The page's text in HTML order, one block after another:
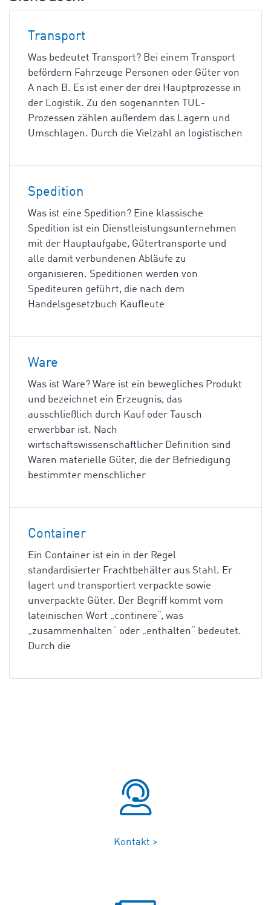
Transport
Was bedeutet Transport? Bei einem Transport
befördern Fahrzeuge Personen oder Güter von
A nach B. Es ist einer der drei Hauptprozesse in
der Logistik. Zu den sogenannten TUL-
Prozessen zählen außerdem das Lagern und
Umschlagen. Durch die Vielzahl an logistischen
Spedition
Was ist eine Spedition? Eine klassische
Spedition ist ein Dienstleistungsunternehmen
mit der Hauptaufgabe, Gütertransporte und
alle damit verbundenen Abläufe zu
organisieren. Speditionen werden von
Spediteuren geführt, die nach dem
Handelsgesetzbuch Kaufleute
Ware
Was ist Ware? Ware ist ein bewegliches Produkt
und bezeichnet ein Erzeugnis, das
ausschließlich durch Kauf oder Tausch
erwerbbar ist. Nach
wirtschaftswissenschaftlicher Definition sind
Waren materielle Güter, die der Befriedigung
bestimmter menschlicher
Container
Ein Container ist ein in der Regel
standardisierter Frachtbehälter aus Stahl. Er
lagert und transportiert verpackte sowie
unverpackte Güter. Der Begriff kommt vom
lateinischen Wort „continere“, was
„zusammenhalten“ oder „enthalten“ bedeutet.
Durch die
Kontakt >